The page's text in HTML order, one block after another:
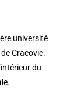
université
Cracovie.
du